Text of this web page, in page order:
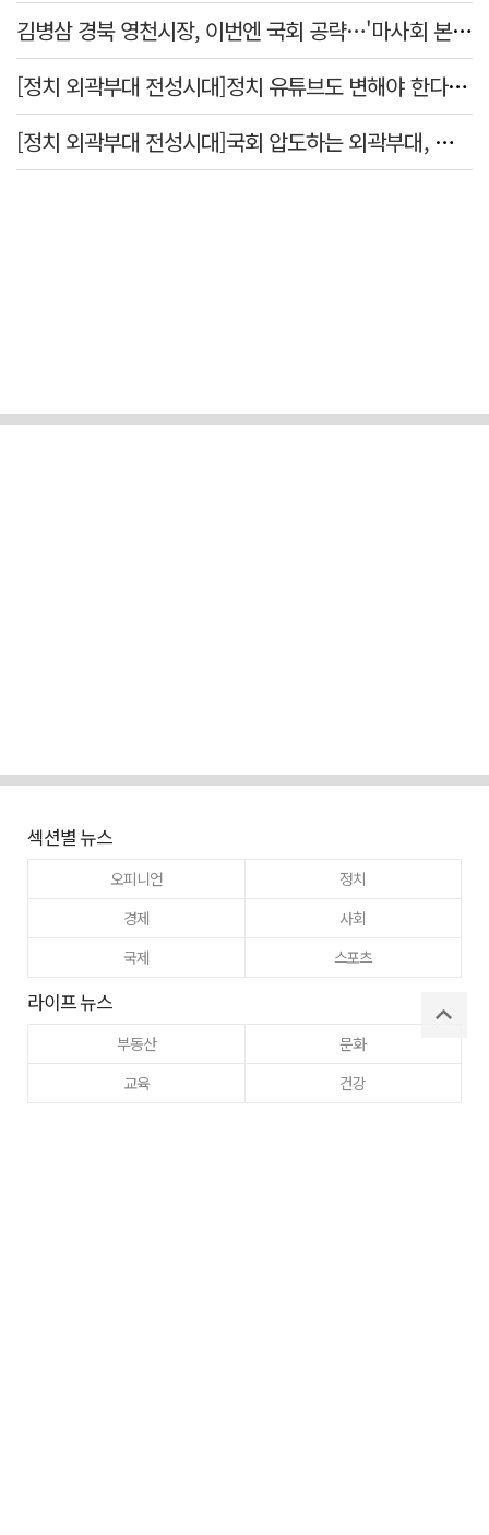
김병삼 경북 영천시장, 이번엔 국회 공략…'마사회 본사 이전·광역교통망 확충' 요청
[정치 외곽부대 전성시대]정치 유튜브도 변해야 한다 "화합과 존중"
[정치 외곽부대 전성시대]국회 압도하는 외곽부대, 목소리 왜 커지나?
섹션별 뉴스
오피니언
정치
경제
사회
국제
스포츠
라이프 뉴스
부동산
문화
교육
건강